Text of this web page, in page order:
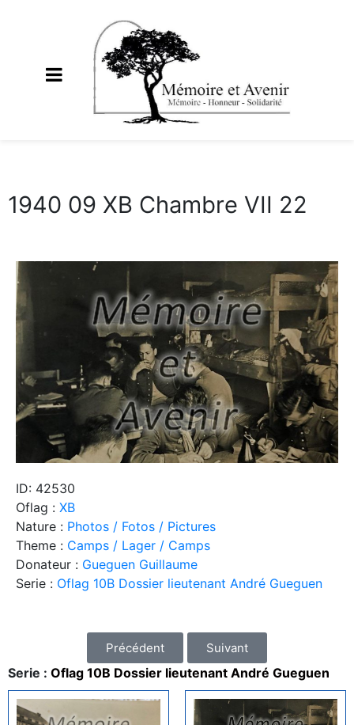
1940 09 XB Chambre VII 22
ID: 42530
Oflag : XB
Nature : Photos / Fotos / Pictures
Theme : Camps / Lager / Camps
Donateur : Gueguen Guillaume
Serie : Oflag 10B Dossier lieutenant André Gueguen
Précédent Suivant
Serie : Oflag 10B Dossier lieutenant André Gueguen